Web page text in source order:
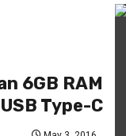
6GB RAM
Type-C